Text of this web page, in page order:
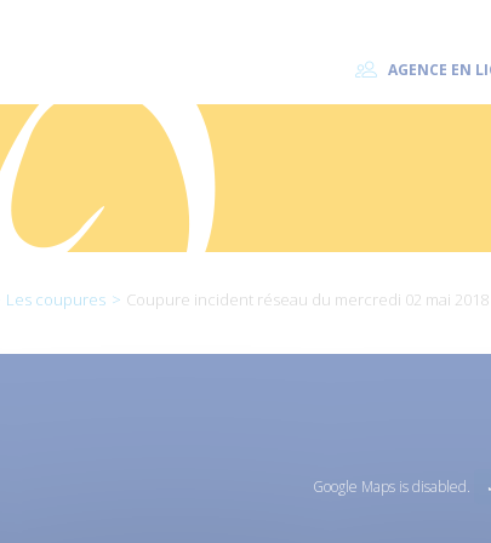
AGENCE EN
Les coupures Coupure incident réseau du mercredi 02 mai 2018
Google Maps is disabled.